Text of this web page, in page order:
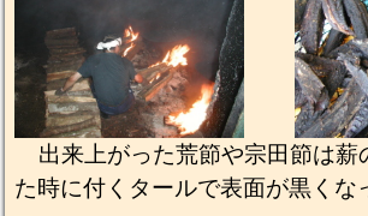
出来上がった荒節や宗田節は薪
た時に付くタールで表面が黒くな